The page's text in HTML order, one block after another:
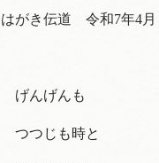
はがき伝道 令和7年4
げんげんも
つつじも時と